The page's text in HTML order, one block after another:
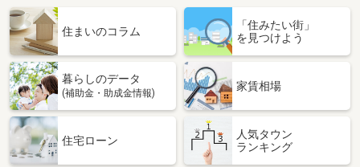
住まいのコラム
「住みたい街」
を見つけよう
暮らしのデータ
(補助金・助成金情報)
家賃相場
住宅ローン
人気タウン
ランキング